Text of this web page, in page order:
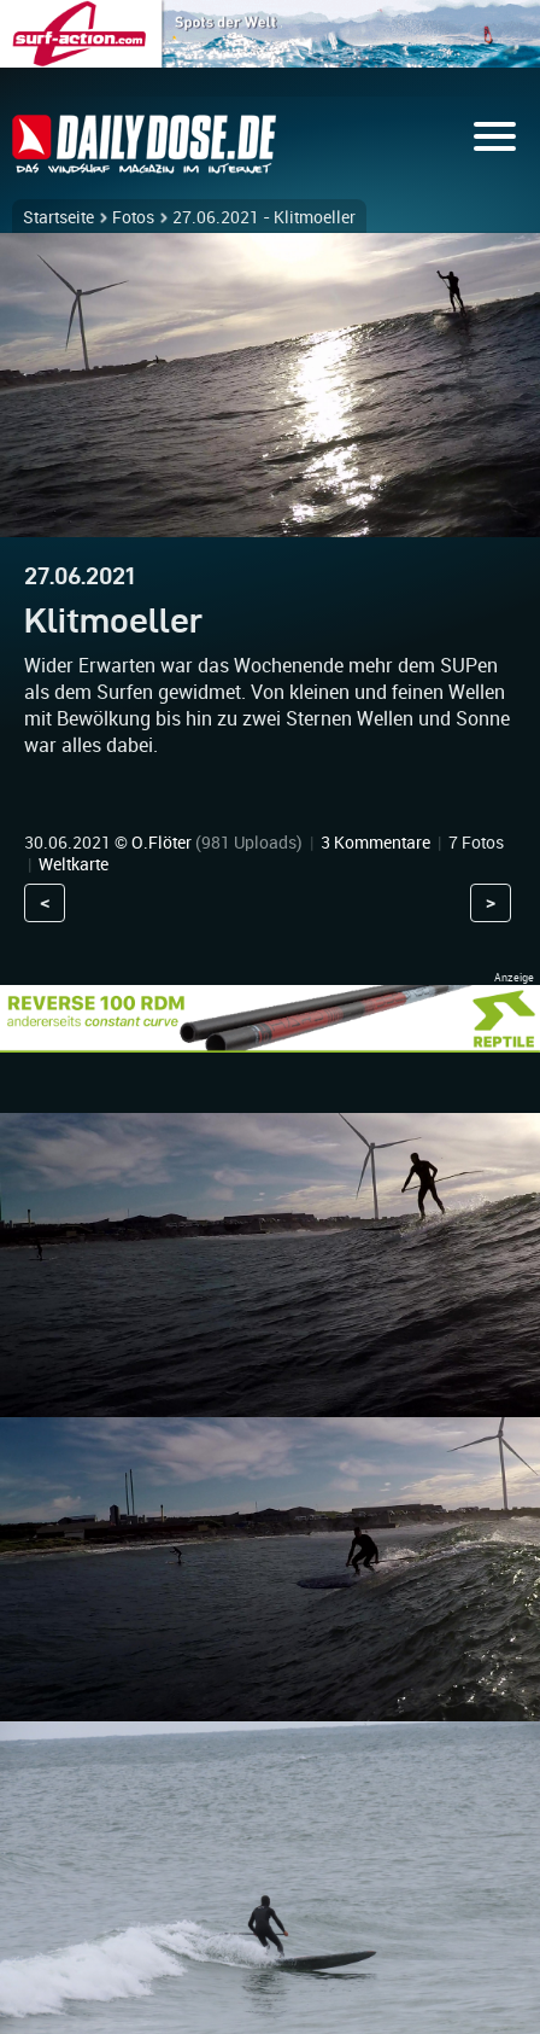
Startseite Fotos 27.06.2021 - Klitmoeller
27.06.2021
Klitmoeller
Wider Erwarten war das Wochenende mehr dem SUPen
als dem Surfen gewidmet. Von kleinen und feinen Wellen
mit Bewölkung bis hin zu zwei Sternen Wellen und Sonne
war alles dabei.
30.06.2021 ©O.Flöter (981 Uploads) | 3 Kommentare | 7 Fotos
| Weltkarte
< >